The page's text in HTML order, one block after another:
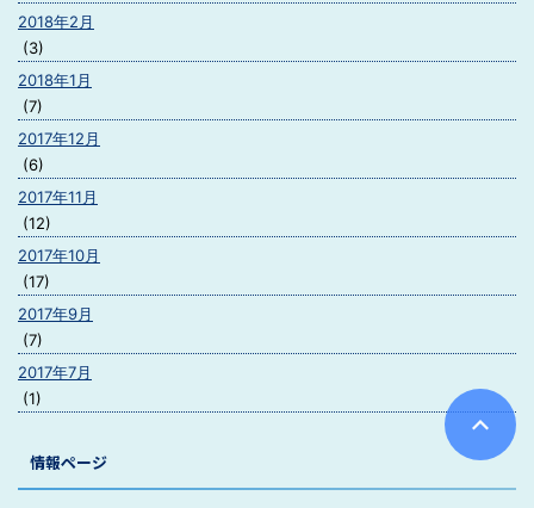
2018年2月
(3)
2018年1月
(7)
2017年12月
(6)
2017年11月
(12)
2017年10月
(17)
2017年9月
(7)
2017年7月
(1)
情報ページ